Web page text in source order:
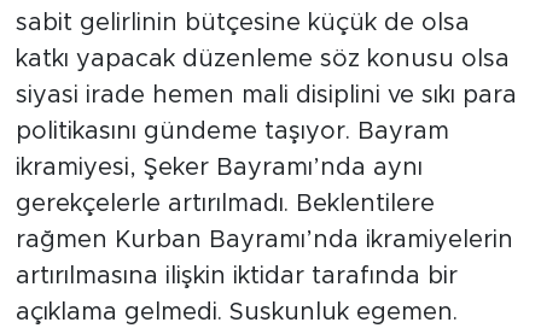
sabit gelirlinin bütçesine küçük de olsa
katkı yapacak düzenleme söz konusu olsa
siyasi irade hemen mali disiplini ve sıkı para
politikasını gündeme taşıyor. Bayram
ikramiyesi, Şeker Bayramı’nda aynı
gerekçelerle artırılmadı. Beklentilere
rağmen Kurban Bayramı’nda ikramiyelerin
artırılmasına ilişkin iktidar tarafında bir
açıklama gelmedi. Suskunluk egemen.